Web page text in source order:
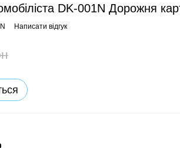
DK-001N Дорожня
Написати відгук